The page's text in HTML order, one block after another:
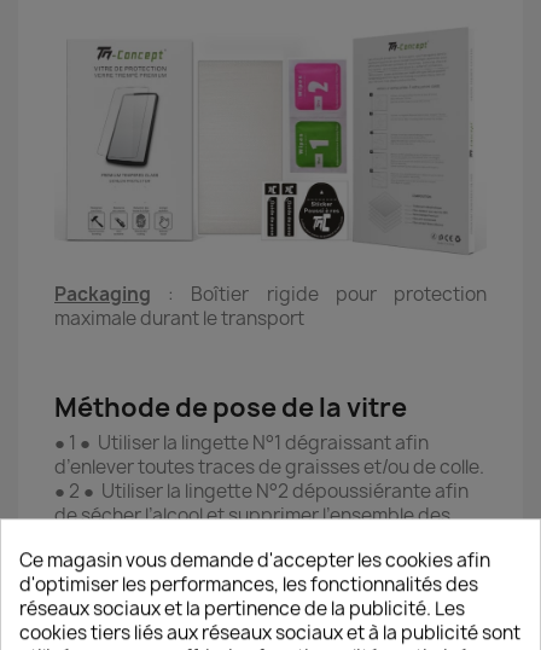
Packaging : Boîtier rigide pour protection
maximale durant le transport
Méthode de pose de la vitre
● 1 ● Utiliser la lingette N°1 dégraissant afin
d’enlever toutes traces de graisses et/ou de colle.
● 2 ● Utiliser la lingette N°2 dépoussiérante afin
de sécher l’alcool et supprimer l’ensemble des
● 3 ● Utiliser l’autocollant anti-poussière pour
retirer d’éventuelles poussières résiduelles en
essayant de l’appliquer sur chaque partie de
l’écran (coller/décoller l’autocollant).
Ce magasin vous demande d'accepter les cookies afin
d'optimiser les performances, les fonctionnalités des
réseaux sociaux et la pertinence de la publicité. Les
cookies tiers liés aux réseaux sociaux et à la publicité sont